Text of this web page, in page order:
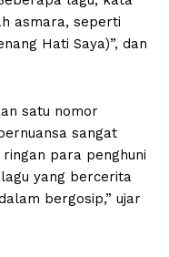
asmara, seperti
Hati Saya)”, dan
satu nomor
sangat
para penghuni
yang bercerita
bergosip,” ujar